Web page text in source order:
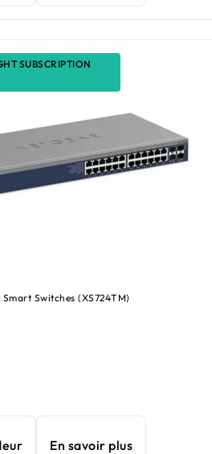
SUBSCRIPTION
Switches (XS724TM)
En savoir plus